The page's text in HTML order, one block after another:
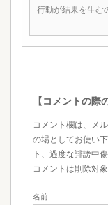
行動が結果を生む
【コメントの際
コメント欄は、メ
の場としてお使い
ト、過度な誹謗中
コメントは削除対
名前